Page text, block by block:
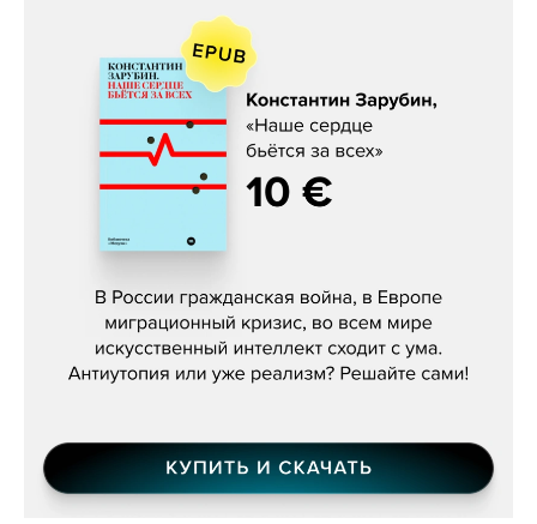
Константин Зарубин, «Наше сердце